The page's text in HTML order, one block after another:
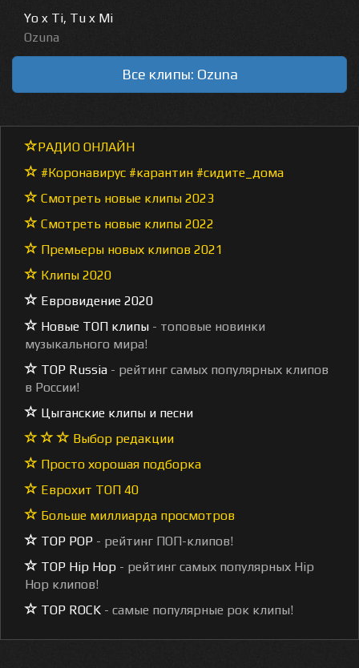
Yo x Ti, Tu x Mi
Ozuna
Все клипы: Ozuna
РАДИО ОНЛАЙН
#Коронавирус #карантин #сидите_дома
Смотреть новые клипы 2023
Смотреть новые клипы 2022
Премьеры новых клипов 2021
Клипы 2020
Евровидение 2020
Новые ТОП клипы - топовые новинки
музыкального мира!
TOP Russia - рейтинг самых популярных клипов
в России!
Цыганские клипы и песни
Выбор редакции
Просто хорошая подборка
Еврохит ТОП 40
Больше миллиарда просмотров
TOP POP - рейтинг ПОП-клипов!
TOP Hip Hop - рейтинг самых популярных Hip
Hop клипов!
TOP ROCK - самые популярные рок клипы!